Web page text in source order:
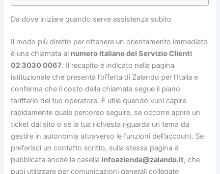
Da dove iniziare quando serve assistenza subito
Il modo più diretto per ottenere un orientamento immediato
è una chiamata al numero italiano del Servizio Clienti
02 3030 0067. Il recapito è indicato nella pagina
istituzionale che presenta l’offerta di Zalando per l’Italia e
conferma che il costo della chiamata segue il piano
tariffario del tuo operatore. È utile quando vuoi capire
rapidamente quale percorso seguire, se occorre aprire un
ticket dal sito o se la tua richiesta riguarda un tema da
gestire in autonomia attraverso le funzioni dell’account. Se
preferisci un contatto scritto, sulla stessa pagina è
pubblicata anche la casella infoazienda@zalando.it, che
puoi utilizzare per comunicazioni generali collegate